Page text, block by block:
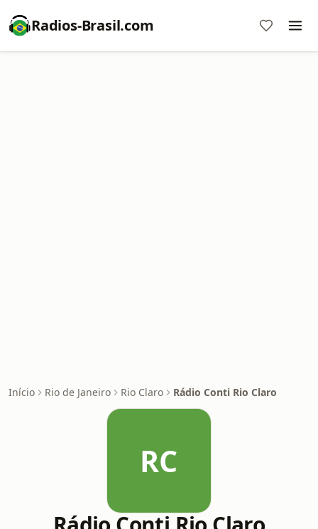
Radios-Brasil.com
Início Rio de Janeiro Rio Claro Rádio Conti Rio Claro
RC